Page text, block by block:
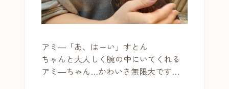
アミ―「あ、はーい」すとん
ちゃんと大人しく腕の中にいてくれる
アミ―ちゃん…かわいさ無限大です…